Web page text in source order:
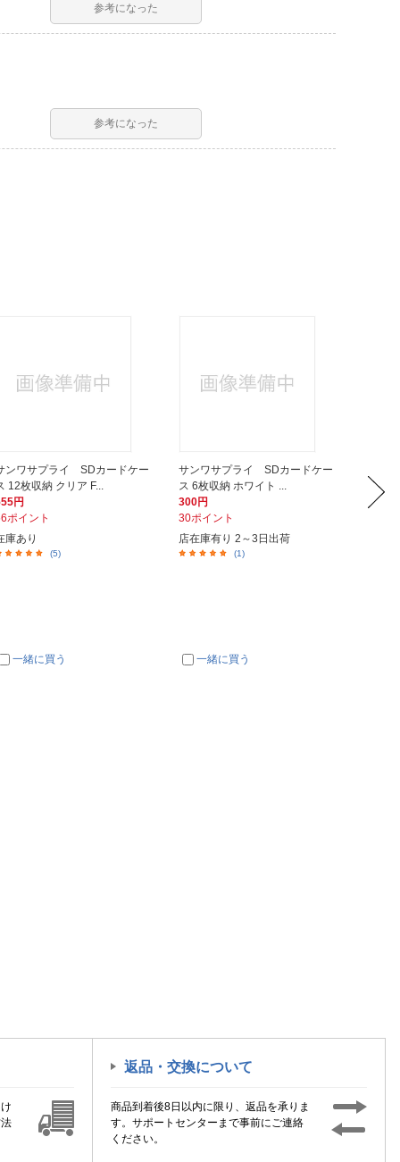
参考になった
参考になった
ンワサプライ SDカードケー
12枚収納 クリア F...
円
ポイント
庫あり
(5)
一緒に買う
サンワサプライ SDカードケー
ス 6枚収納 ホワイト ...
300円
30ポイント
店在庫有り 2～3日出荷
(1)
一緒に買う
ス 6枚
300円
返品・交換について
商品到着後8日以内に限り、返品を承りま
す。サポートセンターまで事前にご連絡
ください。